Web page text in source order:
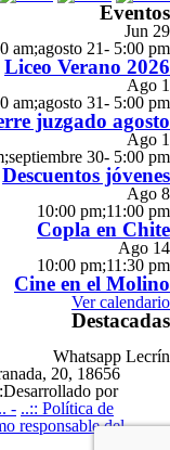
Eventos
Jun 29
am;agosto 21- 5:00 pm
Liceo Verano 2026
Ago 1
am;agosto 31- 5:00 pm
juzgado agosto
Ago 1
;septiembre 30- 5:00 pm
Descuentos jóvenes
Ago 8
10:00 pm;11:00 pm
Copla en Chite
Ago 14
10:00 pm;11:30 pm
Cine en el Molino
Ver calendario
Destacadas
Whatsapp Lecrín
20, 18656
por
- ..:: Política de
responsable del